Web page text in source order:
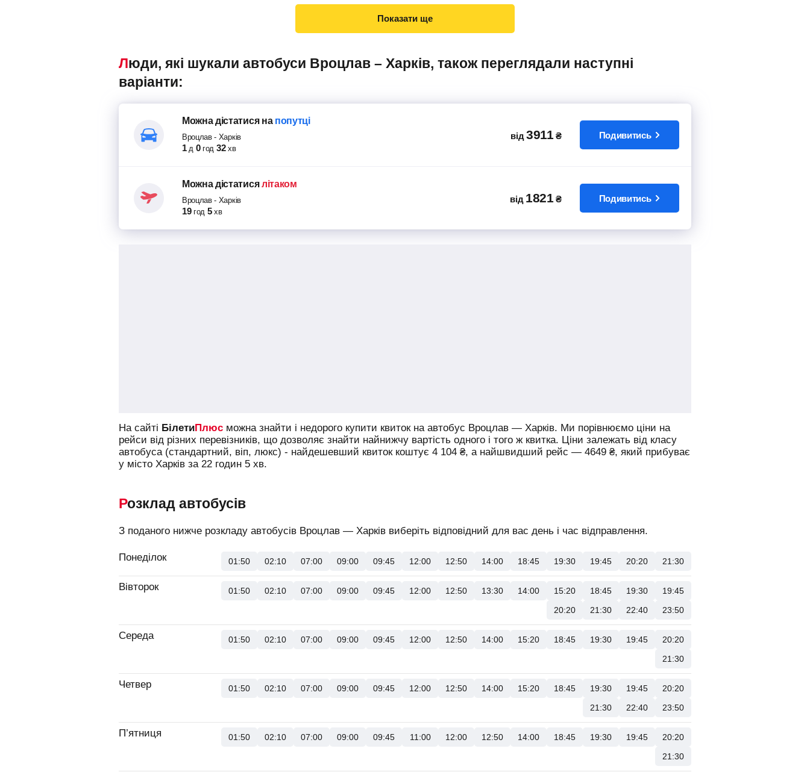
Показати ще
Люди, які шукали автобуси Вроцлав – Харків, також переглядали наступні
варіанти:
Можна дістатисяна попутці
Вроцлав- Харків
1 д 0 год 32 хв
від 3911 ₴ Подивитись
Можна дістатися літаком
Вроцлав- Харків
19 год 5 хв
від 1821 ₴ Подивитись
На сайті БілетиПлюс можна знайти і недорого купити квиток на автобус Вроцлав — Харків. Ми порівнюємо ціни на
рейси від різних перевізників, що дозволяє знайти найнижчу вартість одного і того ж квитка. Ціни залежать від класу
автобуса (стандартний, віп, люкс) - найдешевший квиток коштує 4 104 ₴, а найшвидший рейс — 4649 ₴, який прибуває
у місто Харків за 22 годин 5 хв.
Розклад автобусів
З поданого нижче розкладу автобусів Вроцлав — Харків виберіть відповідний для вас день і час відправлення.
Понеділок 01:50 02:10 07:00 09:00 09:45 12:00 12:50 14:00 18:45 19:30 19:45 20:20 21:30
Вівторок 01:50 02:10 07:00 09:00 09:45 12:00 12:50 13:30 14:00 15:20 18:45 19:30
19:45
20:20
21:30 22:40 23:50
Середа 01:50 02:10 07:00 09:00 09:45 12:00 12:50 14:00 15:20 18:45 19:30 19:45
20:20
21:30
Четвер 01:50 02:10 07:00 09:00 09:45 12:00 12:50 14:00 15:20 18:45 19:30 19:45
20:20
21:30
22:40 23:50
П’ятниця 01:50 02:10 07:00 09:00 09:45 11:00 12:00 12:50 14:00 18:45 19:30 19:45
20:20
21:30